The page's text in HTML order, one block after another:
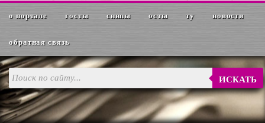
о портале госты снипы осты ту новости
обратная связь
ИСКАТЬ